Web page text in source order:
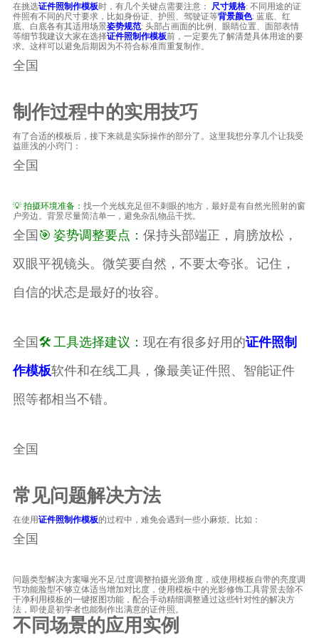
在挑选证件照制作模板时，有几个关键点需要注意： 尺寸规格: 不同用途的证
件照有不同的尺寸要求，比如身份证、护照、驾驶证等背景颜色: 蓝底、红
底、白底各有其适用场景姿势规范: 头部占画面的比例、眼睛位置、面部表情
等细节我建议大家在选择证件照制作模板前，一定要先了解清楚具体用途的要
求。这样可以避免后期因为不符合标准而重复制作。
全国
制作过程中的实用技巧
有了合适的模板后，接下来就是实际操作的部分了。这里我想分享几个让我受
益匪浅的小窍门：
全国
💡 拍摄环境准备： 找一个光线充足但不刺眼的地方，最好是有自然光照射的窗
户旁边。背景尽量简洁单一，避免杂乱物品干扰。
全国 🎯 姿势调整要点：保持头部端正，肩膀放松，
双眼平视镜头。微笑要自然，不要太夸张。记住，
自信的状态是最好的妆容。
全国 🛠️ 工具选择建议：现在有很多好用的证件照制
作模板软件和在线工具，像最美证件照、智能证件
照等都相当不错。
全国
常见问题解决方法
在使用证件照制作模板的过程中，难免会遇到一些小麻烦。比如：
全国
问题类型解决方案曝光不足/过度调整拍摄光源角度，或使用模板自带的亮度调
节功能脸型不够立体适当增加对比度，使用模板中的光影修饰工具背景去除不
干净利用模板的一键抠图功能，配合手动精细调整通过这些针对性的解决方
法，即使是初学者也能制作出满意的证件照。
不同场景的应用实例